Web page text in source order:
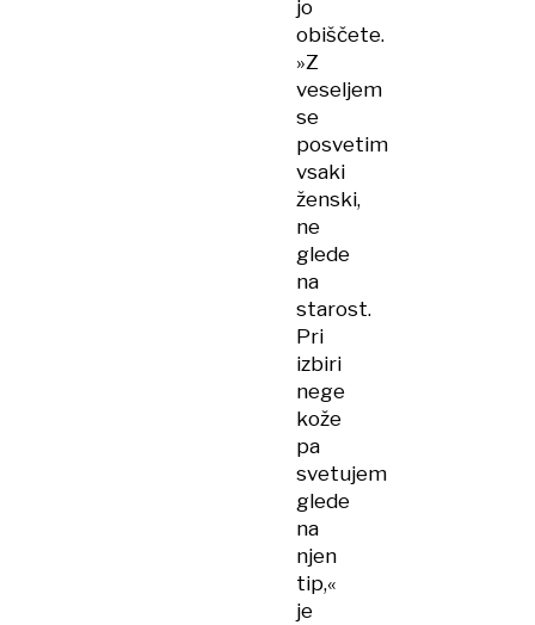
jo
obiščete.
»Z
veseljem
se
posvetim
vsaki
ženski,
ne
glede
na
starost.
Pri
izbiri
nege
kože
pa
svetujem
glede
na
njen
tip,«
je